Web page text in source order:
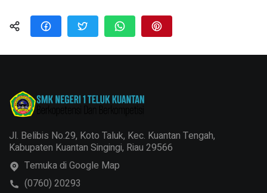
Jl. Belibis No.29, Koto Taluk, Kec. Kuantan Tengah,
Kabupaten Kuantan Singingi, Riau 29566
Temuka di Google Map
(0760) 20293